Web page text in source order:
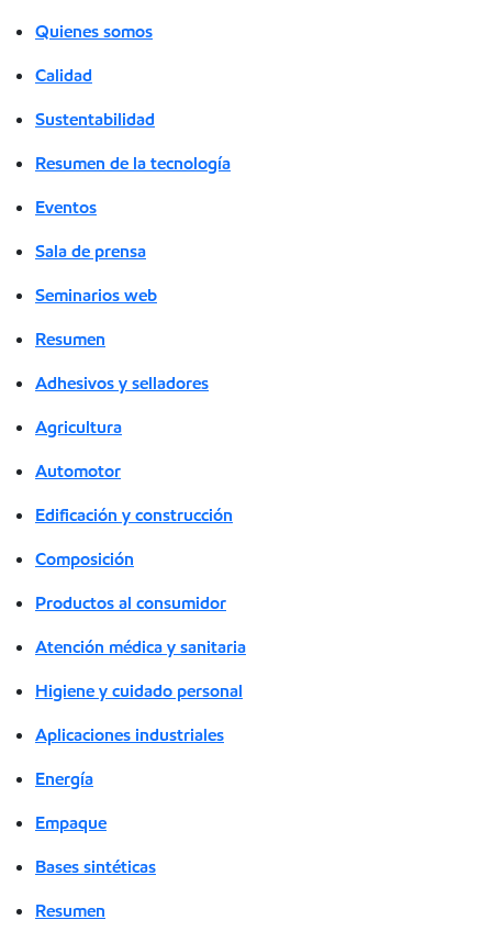
Quienes somos
Calidad
Sustentabilidad
Resumen de la tecnología
Eventos
Sala de prensa
Seminarios web
Resumen
Adhesivos y selladores
Agricultura
Automotor
Edificación y construcción
Composición
Productos al consumidor
Atención médica y sanitaria
Higiene y cuidado personal
Aplicaciones industriales
Energía
Empaque
Bases sintéticas
Resumen